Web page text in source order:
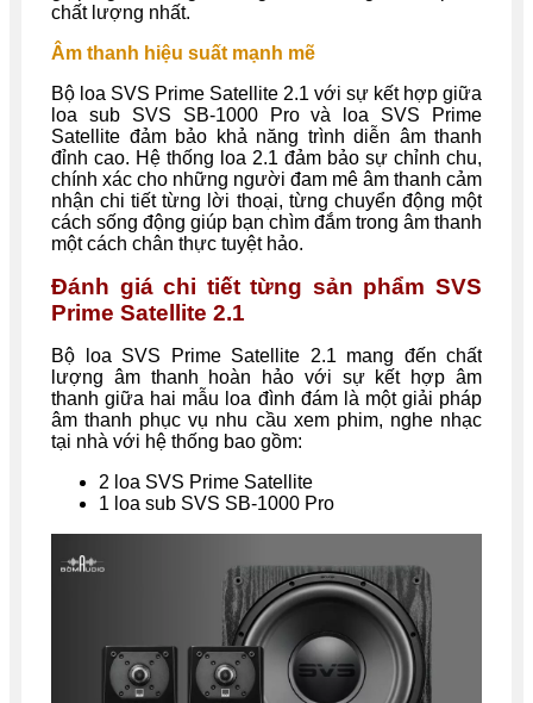
chất lượng nhất.
Âm thanh hiệu suất mạnh mẽ
Bộ loa SVS Prime Satellite 2.1 với sự kết hợp giữa
loa sub SVS SB-1000 Pro và loa SVS Prime
Satellite đảm bảo khả năng trình diễn âm thanh
đỉnh cao. Hệ thống loa 2.1 đảm bảo sự chỉnh chu,
chính xác cho những người đam mê âm thanh cảm
nhận chi tiết từng lời thoại, từng chuyển động một
cách sống động giúp bạn chìm đắm trong âm thanh
một cách chân thực tuyệt hảo.
Đánh giá chi tiết từng sản phẩm SVS
Prime Satellite 2.1
Bộ loa SVS Prime Satellite 2.1 mang đến chất
lượng âm thanh hoàn hảo với sự kết hợp âm
thanh giữa hai mẫu loa đình đám là một giải pháp
âm thanh phục vụ nhu cầu xem phim, nghe nhạc
tại nhà với hệ thống bao gồm:
2 loa SVS Prime Satellite
1 loa sub SVS SB-1000 Pro